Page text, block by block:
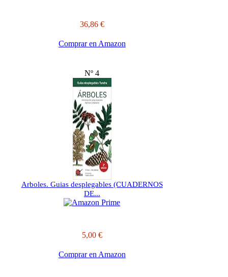
36,86 €
Comprar en Amazon
Nº 4
Arboles. Guias desplegables (CUADERNOS
DE...
5,00 €
Comprar en Amazon